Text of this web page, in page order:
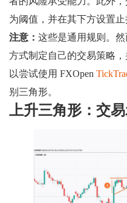
为阈值，并在其下方设置止
注意： 这些是通用规则。
方式制定自己的交易策略
以尝试使用 FXOpen
别三角形。
上升三角形：交易